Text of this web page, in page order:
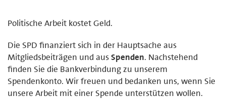
Politische Arbeit kostet Geld.
Die SPD finanziert sich in der Hauptsache aus
Mitgliedsbeiträgen und ausSpenden. Nachstehend
finden Sie die Bankverbindung zu unserem
Spendenkonto. Wir freuen und bedanken uns, wenn Sie
unsere Arbeit mit einer Spende unterstützen wollen.